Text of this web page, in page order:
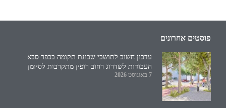
פוסטים אחרונים
עדכון חשוב לתושבי שכונת תקומה בכפר סבא :
העבודות לשדרוג רחוב רופין מתקרבות לסיומן
7 באוגוסט 2026